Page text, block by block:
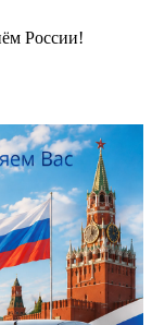
России!